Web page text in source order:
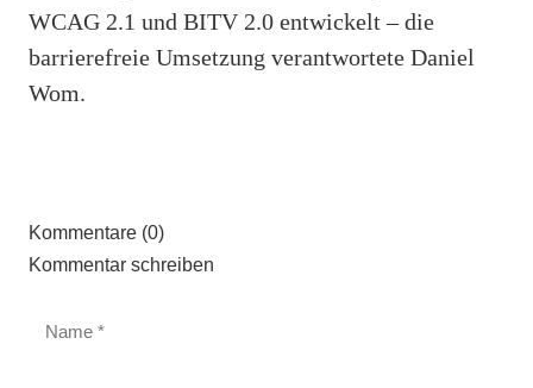
WCAG 2.1 und BITV 2.0 entwickelt – die
barrierefreie Umsetzung verantwortete Daniel
Wom.
Kommentare (0)
Kommentar schreiben